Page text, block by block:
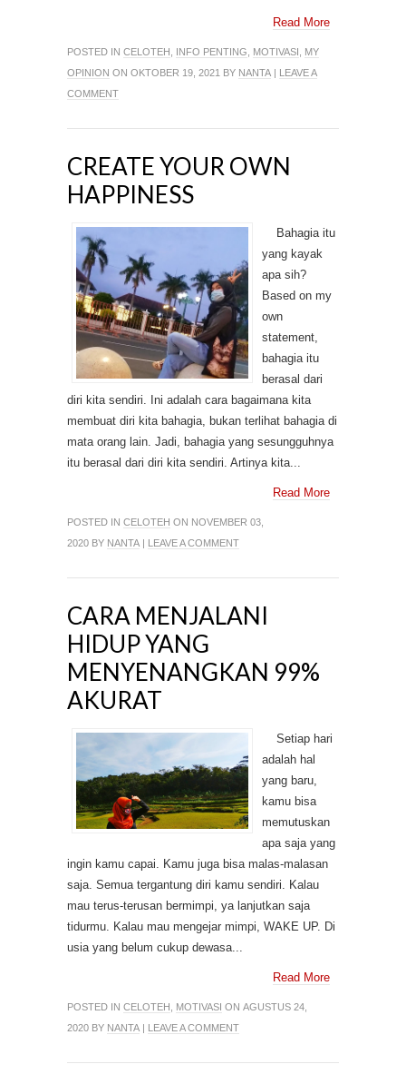
Read More
POSTED IN CELOTEH INFO PENTING MOTIVASI
MY
OPINION ON OKTOBER 19, 2021 BY NANTA | LEAVE A
COMMENT
CREATE YOUR OWN
HAPPINESS
Bahagia itu
yang kayak
apa sih?
Based on my
own
statement,
bahagia itu
berasal dari
diri kita sendiri. Ini adalah cara bagaimana kita
membuat diri kita bahagia, bukan terlihat bahagia di
mata orang lain. Jadi, bahagia yang sesungguhnya
itu berasal dari diri kita sendiri. Artinya kita...
Read More
POSTED IN CELOTEH ON NOVEMBER 03,
2020 BY NANTA | LEAVE A COMMENT
CARA MENJALANI
HIDUP YANG
MENYENANGKAN 99%
AKURAT
Setiap hari
adalah hal
yang baru,
kamu bisa
memutuskan
apa saja yang
ingin kamu capai. Kamu juga bisa malas-malasan
saja. Semua tergantung diri kamu sendiri. Kalau
mau terus-terusan bermimpi, ya lanjutkan saja
tidurmu. Kalau mau mengejar mimpi, WAKE UP. Di
usia yang belum cukup dewasa...
Read More
POSTED IN CELOTEH MOTIVASI ON AGUSTUS 24,
2020 BY NANTA | LEAVE A COMMENT